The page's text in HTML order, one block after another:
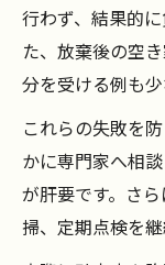
行わず、結果的
た、放棄後の空
分を受ける例も少
これらの失敗を
かに専門家へ相
が肝要です。さ
掃、定期点検を